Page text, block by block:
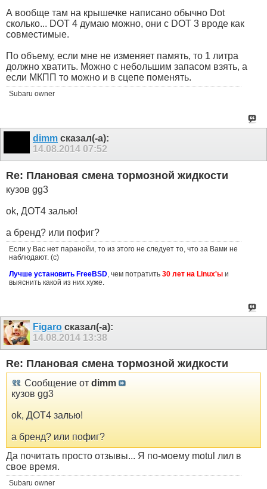
А вообще там на крышечке написано обычно Dot
сколько... DOT 4 думаю можно, они с DOT 3 вроде как
совместимые.
По объему, если мне не изменяет память, то 1 литра
должно хватить. Можно с небольшим запасом взять, а
если МКПП то можно и в сцепе поменять.
Subaru owner
dimm сказал(-а):
14.08.2014 07:52
Re: Плановая смена тормозной жидкости
кузов gg3
ok, ДОТ4 залью!
а бренд? или пофиг?
Если у Вас нет паранойи, то из этого не следует то, что за Вами не
наблюдают. (с)
Лучше установить FreeBSD , чем потратить 30 лет на Linux'ы и
выяснить какой из них хуже.
Figaro сказал(-а):
14.08.2014 13:38
Re: Плановая смена тормозной жидкости
Сообщение от dimm
кузов gg3
ok, ДОТ4 залью!
а бренд? или пофиг?
Да почитать просто отзывы... Я по-моему motul лил в
свое время.
Subaru owner